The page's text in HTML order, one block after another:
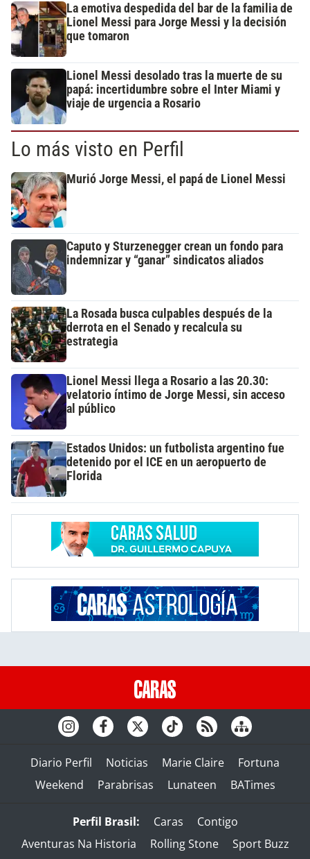
La emotiva despedida del bar de la familia de
Lionel Messi para Jorge Messi y la decisión
que tomaron
Lionel Messi desolado tras la muerte de su
papá: incertidumbre sobre el Inter Miami y
viaje de urgencia a Rosario
Lo más visto en Perfil
Murió Jorge Messi, el papá de Lionel Messi
Caputo y Sturzenegger crean un fondo para
indemnizar y “ganar” sindicatos aliados
La Rosada busca culpables después de la
derrota en el Senado y recalcula su
estrategia
Lionel Messi llega a Rosario a las 20.30:
velatorio íntimo de Jorge Messi, sin acceso
al público
Estados Unidos: un futbolista argentino fue
detenido por el ICE en un aeropuerto de
Florida
Diario Perfil Noticias Marie Claire
Fortuna
Weekend
Parabrisas Lunateen BATimes
Perfil Brasil: Caras
Contigo
Aventuras Na Historia
Rolling Stone
Sport Buzz